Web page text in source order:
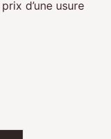
d’une usure